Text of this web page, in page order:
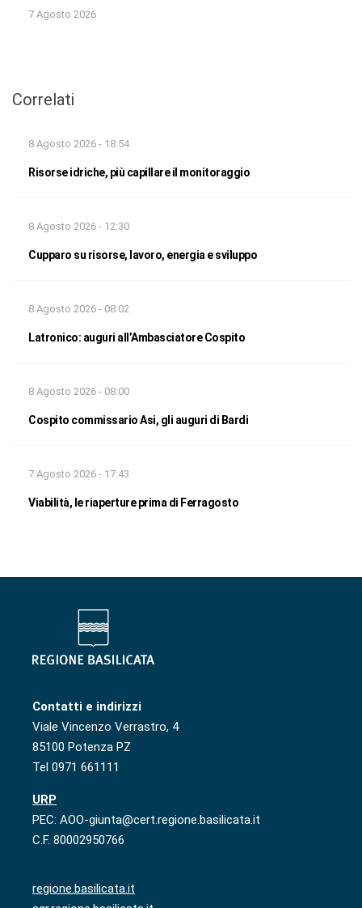
7 Agosto 2026
Correlati
8 Agosto 2026 - 18:54
Risorse idriche, più capillare il monitoraggio
8 Agosto 2026 - 12:30
Cupparo su risorse, lavoro, energia e sviluppo
8 Agosto 2026 - 08:02
Latronico: auguri all’Ambasciatore Cospito
8 Agosto 2026 - 08:00
Cospito commissario Asi, gli auguri di Bardi
7 Agosto 2026 - 17:43
Viabilità, le riaperture prima di Ferragosto
Contatti e indirizzi
Viale Vincenzo Verrastro, 4
85100 Potenza PZ
Tel 0971 661111
URP
PEC: AOO-giunta@cert.regione.basilicata.it
C.F. 80002950766
regione.basilicata.it